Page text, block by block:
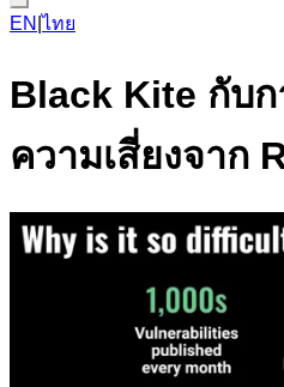
EN |ไทย
Black Kite กับก
ความเสี่ยงจาก